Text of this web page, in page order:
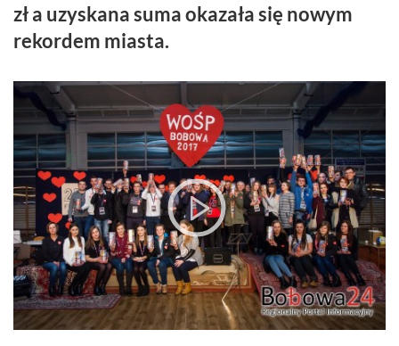
zł a uzyskana suma okazała się nowym
rekordem miasta.